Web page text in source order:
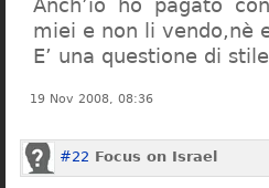
Anch’io ho pagato
miei e non li vendo,nè
E’ una questione di
19 Nov 2008, 08:36
#22 Focus on Israel